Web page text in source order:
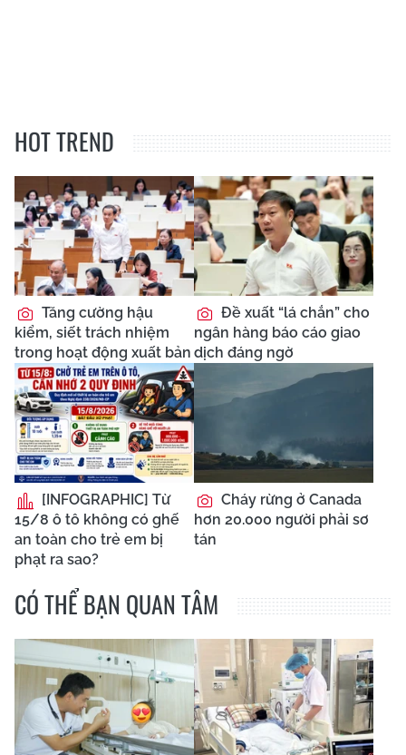
HOT TREND
Tăng cường hậu
kiểm, siết trách nhiệm
trong hoạt động xuất bản
Đề xuất “lá chắn” cho
ngân hàng báo cáo giao
dịch đáng ngờ
[INFOGRAPHIC] Từ
15/8 ô tô không có ghế
an toàn cho trẻ em bị
phạt ra sao?
Cháy rừng ở Canada
hơn 20.000 người phải sơ
tán
CÓ THỂ BẠN QUAN TÂM